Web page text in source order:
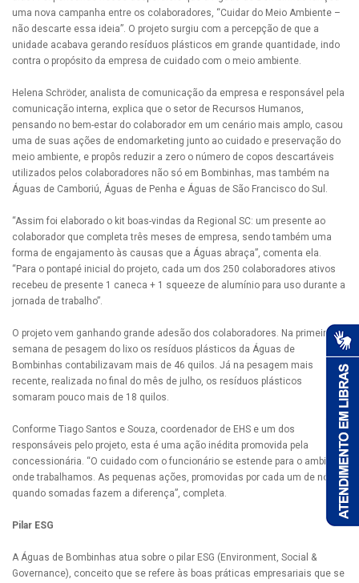
uma nova campanha entre os colaboradores, “Cuidar do Meio Ambiente –
não descarte essa ideia”. O projeto surgiu com a percepção de que a
unidade acabava gerando resíduos plásticos em grande quantidade, indo
contra o propósito da empresa de cuidado com o meio ambiente.
Helena Schröder, analista de comunicação da empresa e responsável pela
comunicação interna, explica que o setor de Recursos Humanos,
pensando no bem-estar do colaborador em um cenário mais amplo, casou
uma de suas ações de endomarketing junto ao cuidado e preservação do
meio ambiente, e propôs reduzir a zero o número de copos descartáveis
utilizados pelos colaboradores não só em Bombinhas, mas também na
Águas de Camboriú, Águas de Penha e Águas de São Francisco do Sul.
“Assim foi elaborado o kit boas-vindas da Regional SC: um presente ao
colaborador que completa três meses de empresa, sendo também uma
forma de engajamento às causas que a Águas abraça”, comenta ela.
“Para o pontapé inicial do projeto, cada um dos 250 colaboradores ativos
recebeu de presente 1 caneca + 1 squeeze de alumínio para uso durante a
jornada de trabalho”.
O projeto vem ganhando grande adesão dos colaboradores. Na primeira
semana de pesagem do lixo os resíduos plásticos da Águas de
Bombinhas contabilizavam mais de 46 quilos. Já na pesagem mais
recente, realizada no final do mês de julho, os resíduos plásticos
somaram pouco mais de 18 quilos.
Conforme Tiago Santos e Souza, coordenador de EHS e um dos
responsáveis pelo projeto, esta é uma ação inédita promovida pela
concessionária. “O cuidado com o funcionário se estende para o ambiente
onde trabalhamos. As pequenas ações, promovidas por cada um de nós,
quando somadas fazem a diferença”, completa.
Pilar ESG
A Águas de Bombinhas atua sobre o pilar ESG (Environment, Social &
Governance), conceito que se refere às boas práticas empresariais que se